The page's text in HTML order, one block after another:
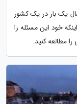
یک بار در یک کشور
خود این مسئله را
مطالعه کنید.